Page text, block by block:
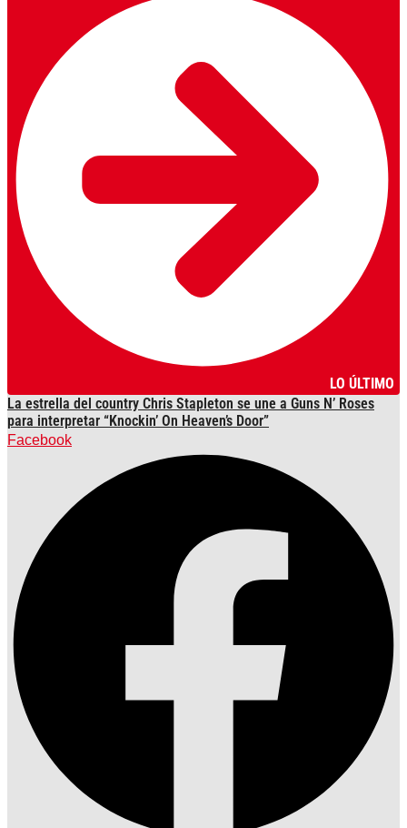
LO ÚLTIMO
La estrella del country Chris Stapleton se une a Guns N’ Roses
para interpretar “Knockin’ On Heaven’s Door”
Facebook